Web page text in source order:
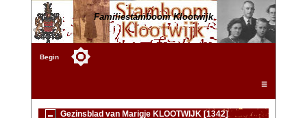
Familiestamboom Klootwijk
Begin
☰
Gezinsblad van Marigje KLOOTWIJK [1342]